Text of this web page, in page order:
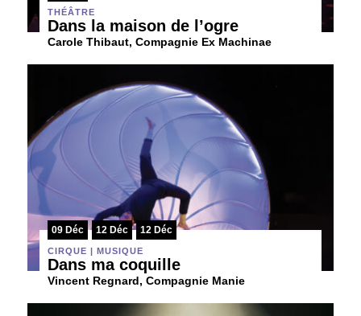
THÉÂTRE
Dans la maison de l’ogre
Carole Thibaut, Compagnie Ex Machinae
09 Déc 12 Déc 12 Déc
CIRQUE | MUSIQUE
Dans ma coquille
Vincent Regnard, Compagnie Manie